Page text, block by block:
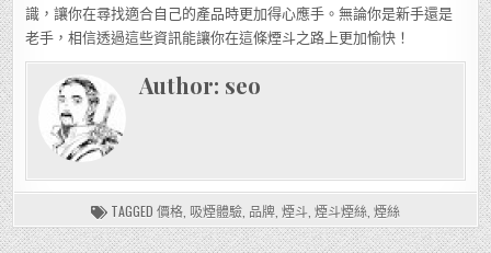
識，讓你在尋找適合自己的產品時更加得心應手。無論你是新手還是
老手，相信透過這些資訊能讓你在這條煙斗之路上更加愉快！
Author: seo
TAGGED 價格 吸煙體驗 品牌 煙斗 煙斗煙絲 煙絲